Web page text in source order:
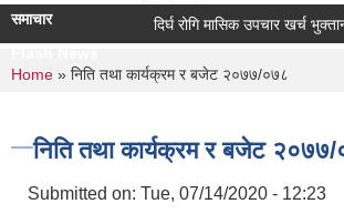
समाचार दिर्घ रोगि मासिक उपचार खर्च
You are here
Home » निति तथा कार्यक्रम र बजेट २०७७/०७८
निति तथा कार्यक्रम र बजेट
Submitted on: Tue, 07/14/2020 - 12:23